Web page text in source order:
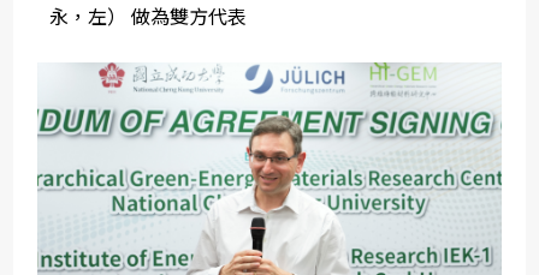
永，左） 做為雙方代表